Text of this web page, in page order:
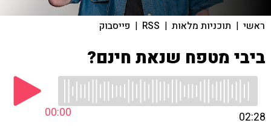
ראשי | תוכניות מלאות |
RSS
| פייסבוק
ביבי מטפח שנאת חינם?
00:00 02:28